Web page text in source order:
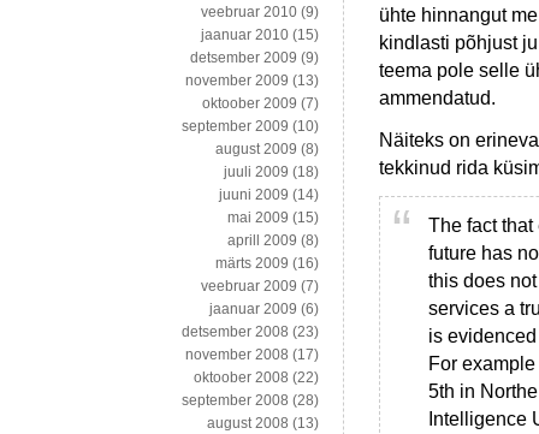
ühte hinnangut
kindlasti põhjust
teema pole selle
ammendatud.
Näiteks on
tekkinud rida
The fact
future has
this does
services a
is
For
5th in
Intelligence
veebruar 2010 (9)
jaanuar 2010 (15)
detsember 2009 (9)
november 2009 (13)
oktoober 2009 (7)
september 2009 (10)
august 2009 (8)
juuli 2009 (18)
juuni 2009 (14)
mai 2009 (15)
aprill 2009 (8)
märts 2009 (16)
veebruar 2009 (7)
jaanuar 2009 (6)
detsember 2008 (23)
november 2008 (17)
oktoober 2008 (22)
september 2008 (28)
august 2008 (13)